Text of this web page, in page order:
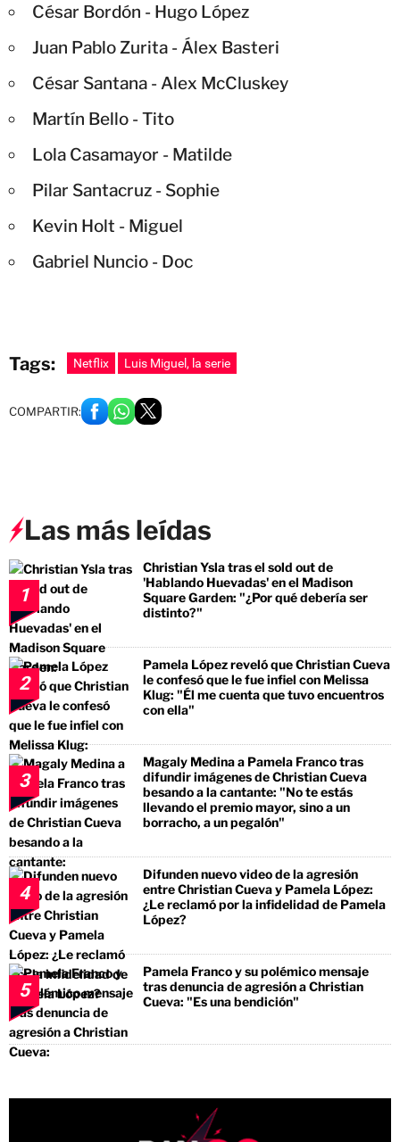
César Bordón - Hugo López
Juan Pablo Zurita - Álex Basteri
César Santana - Alex McCluskey
Martín Bello - Tito
Lola Casamayor - Matilde
Pilar Santacruz - Sophie
Kevin Holt - Miguel
Gabriel Nuncio - Doc
Tags: Netflix Luis Miguel, la serie
COMPARTIR:
Las más leídas
1
Christian Ysla tras el sold out de
'Hablando Huevadas' en el Madison
Square Garden: "¿Por qué debería ser
distinto?"
2
Pamela López reveló que Christian Cueva
le confesó que le fue infiel con Melissa
Klug: "Él me cuenta que tuvo encuentros
con ella"
3
Magaly Medina a Pamela Franco tras
difundir imágenes de Christian Cueva
besando a la cantante: "No te estás
llevando el premio mayor, sino a un
borracho, a un pegalón"
4
Difunden nuevo video de la agresión
entre Christian Cueva y Pamela López:
¿Le reclamó por la infidelidad de Pamela
López?
5
Pamela Franco y su polémico mensaje
tras denuncia de agresión a Christian
Cueva: "Es una bendición"